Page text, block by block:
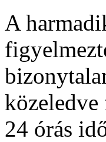
A
közeledve
24 órás